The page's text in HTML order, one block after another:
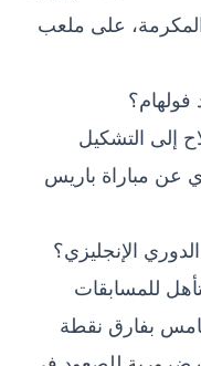
مكة المكرمة، على ملعب
إلى التشكيل
عن مباراة باريس
الإنجليزي؟
للمسابقات
بفارق نقطة